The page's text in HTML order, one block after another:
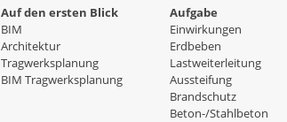
Auf den ersten Blick
BIM
Architektur
Tragwerksplanung
BIM Tragwerksplanung
Aufgabe
Einwirkungen
Erdbeben
Lastweiterleitung
Aussteifung
Brandschutz
Beton-/Stahlbeton